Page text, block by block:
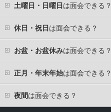
土曜日・日曜日 は面会できる？
休日・祝日 は面会できる？
お盆・お盆休みは面会できる？
正月・年末年始は面会できる？
夜間は面会できる？